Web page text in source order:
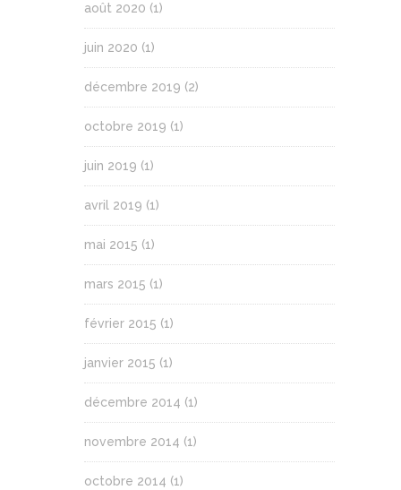
août 2020 (1)
juin 2020 (1)
décembre 2019 (2)
octobre 2019 (1)
juin 2019 (1)
avril 2019 (1)
mai 2015 (1)
mars 2015 (1)
février 2015 (1)
janvier 2015 (1)
décembre 2014 (1)
novembre 2014 (1)
octobre 2014 (1)